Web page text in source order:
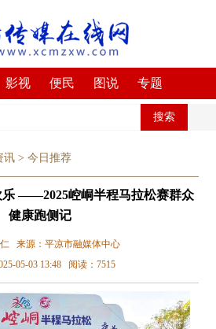
影视 便民 图说 专题
搜索
讯 >今日推荐
乐 ——2025崆峒半程马拉松赛群众
健康跑侧记
来源：平凉市融媒体中心
05-03 13:48 阅读：7515